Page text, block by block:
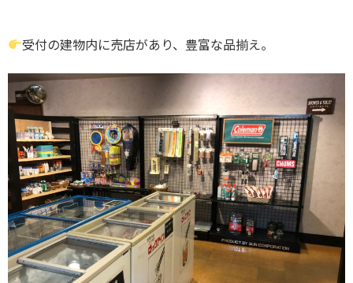
受付の建物内に売店があり、豊富な品揃え。